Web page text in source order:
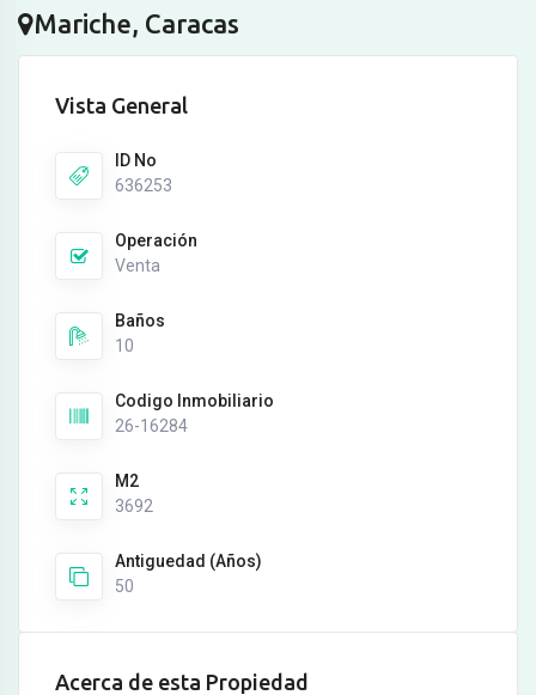
Mariche, Caracas
Vista General
ID No
636253
Operación
Venta
Baños
10
Codigo Inmobiliario
26-16284
M2
3692
Antiguedad (Años)
50
Acerca de esta Propiedad